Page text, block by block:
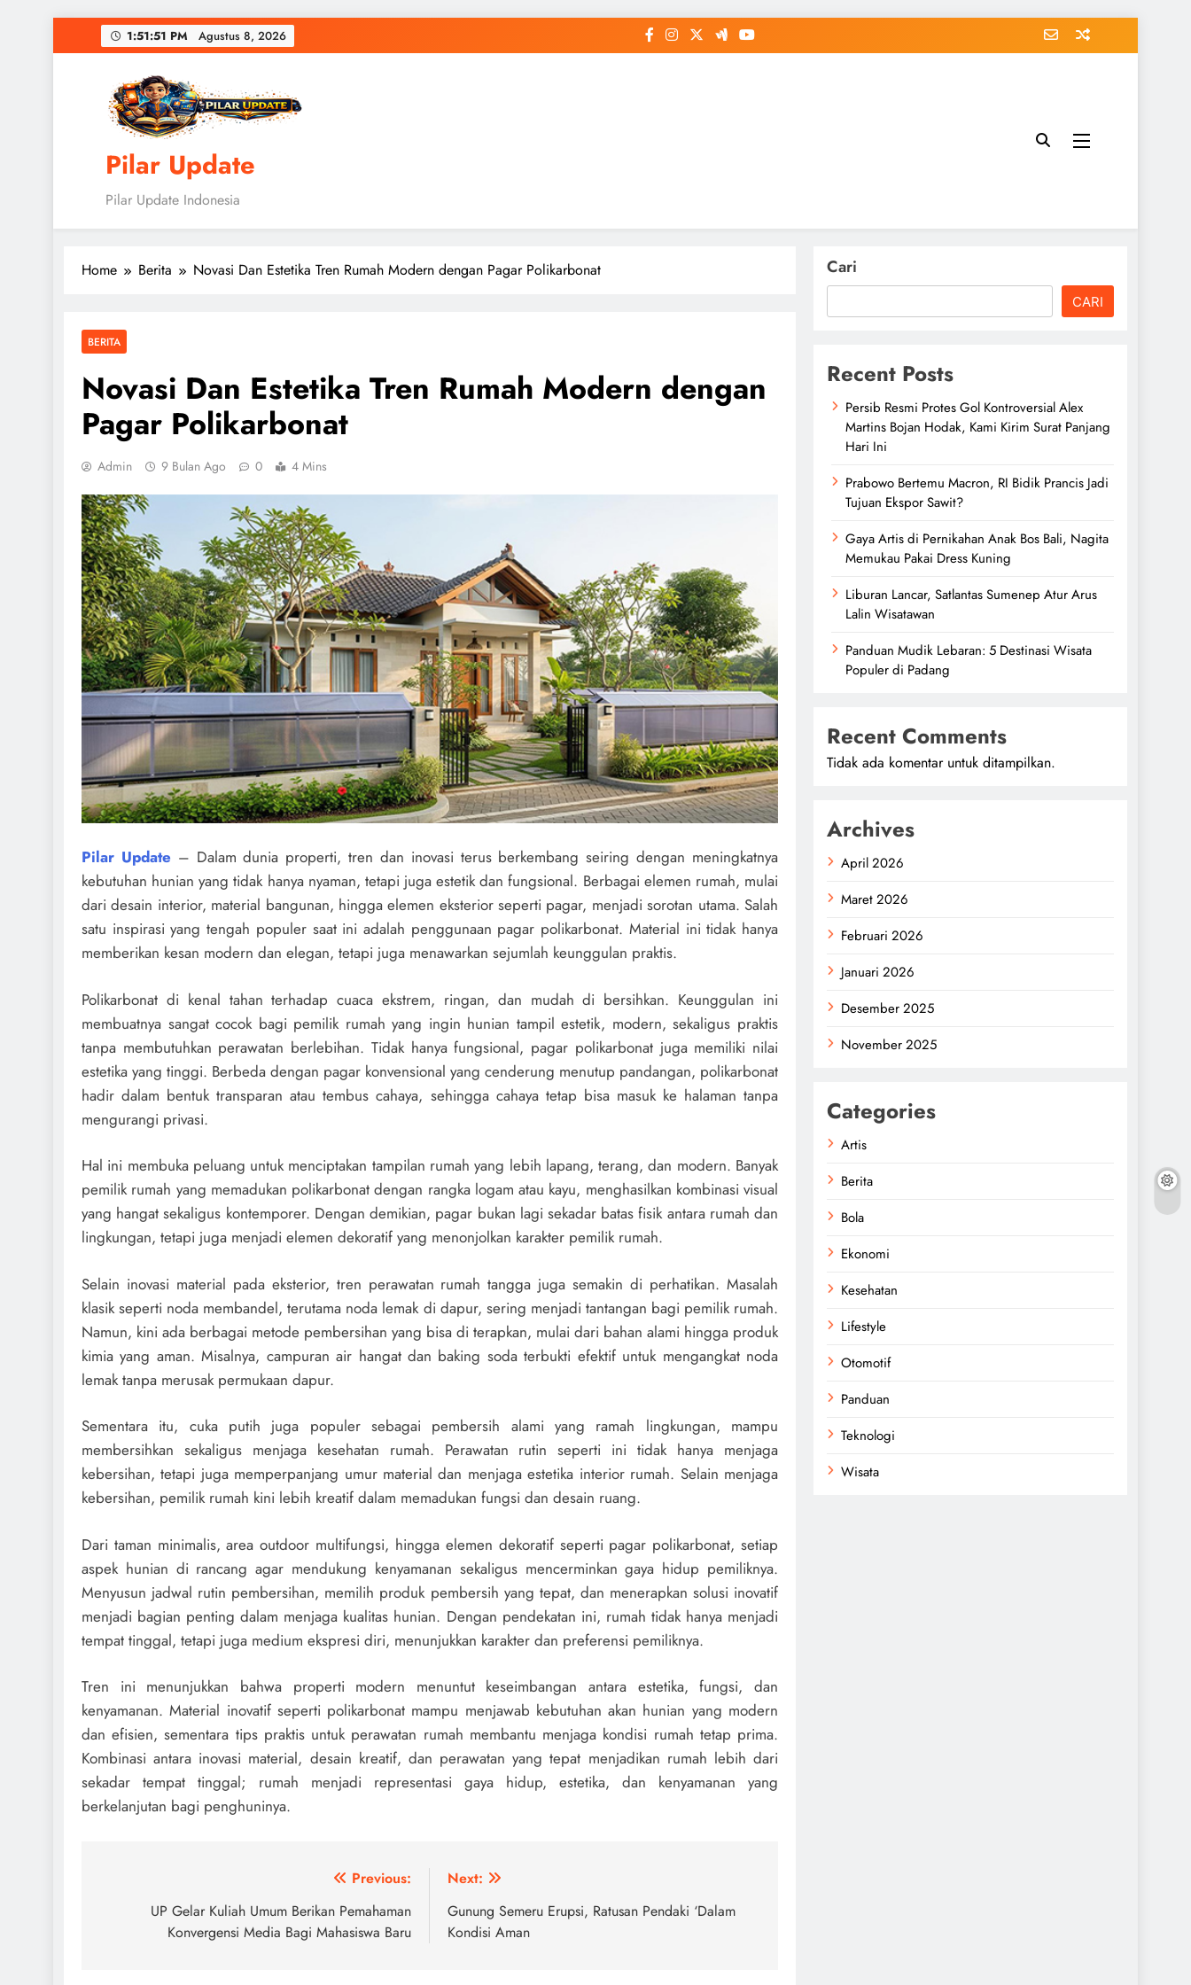
to
1:51:52 PM Agustus 8, 2026
Pilar Update
Pilar Update Indonesia
Home Berita Novasi Dan Estetika Tren Rumah Modern dengan Pagar Polikarbonat
BERITA
Novasi Dan Estetika Tren Rumah Modern dengan
Pagar Polikarbonat
Admin 9 Bulan Ago 0 4 Mins
Pilar Update – Dalam dunia properti, tren dan inovasi terus berkembang seiring dengan meningkatnya
kebutuhan hunian yang tidak hanya nyaman, tetapi juga estetik dan fungsional. Berbagai elemen rumah, mulai
dari desain interior, material bangunan, hingga elemen eksterior seperti pagar, menjadi sorotan utama. Salah
satu inspirasi yang tengah populer saat ini adalah penggunaan pagar polikarbonat. Material ini tidak hanya
memberikan kesan modern dan elegan, tetapi juga menawarkan sejumlah keunggulan praktis.
Polikarbonat di kenal tahan terhadap cuaca ekstrem, ringan, dan mudah di bersihkan. Keunggulan ini
membuatnya sangat cocok bagi pemilik rumah yang ingin hunian tampil estetik, modern, sekaligus praktis
tanpa membutuhkan perawatan berlebihan. Tidak hanya fungsional, pagar polikarbonat juga memiliki nilai
estetika yang tinggi. Berbeda dengan pagar konvensional yang cenderung menutup pandangan, polikarbonat
hadir dalam bentuk transparan atau tembus cahaya, sehingga cahaya tetap bisa masuk ke halaman tanpa
mengurangi privasi.
Hal ini membuka peluang untuk menciptakan tampilan rumah yang lebih lapang, terang, dan modern. Banyak
pemilik rumah yang memadukan polikarbonat dengan rangka logam atau kayu, menghasilkan kombinasi visual
yang hangat sekaligus kontemporer. Dengan demikian, pagar bukan lagi sekadar batas fisik antara rumah dan
lingkungan, tetapi juga menjadi elemen dekoratif yang menonjolkan karakter pemilik rumah.
Selain inovasi material pada eksterior, tren perawatan rumah tangga juga semakin di perhatikan. Masalah
klasik seperti noda membandel, terutama noda lemak di dapur, sering menjadi tantangan bagi pemilik rumah.
Namun, kini ada berbagai metode pembersihan yang bisa di terapkan, mulai dari bahan alami hingga produk
kimia yang aman. Misalnya, campuran air hangat dan baking soda terbukti efektif untuk mengangkat noda
lemak tanpa merusak permukaan dapur.
Sementara itu, cuka putih juga populer sebagai pembersih alami yang ramah lingkungan, mampu
membersihkan sekaligus menjaga kesehatan rumah. Perawatan rutin seperti ini tidak hanya menjaga
kebersihan, tetapi juga memperpanjang umur material dan menjaga estetika interior rumah. Selain menjaga
kebersihan, pemilik rumah kini lebih kreatif dalam memadukan fungsi dan desain ruang.
Dari taman minimalis, area outdoor multifungsi, hingga elemen dekoratif seperti pagar polikarbonat, setiap
aspek hunian di rancang agar mendukung kenyamanan sekaligus mencerminkan gaya hidup pemiliknya.
Menyusun jadwal rutin pembersihan, memilih produk pembersih yang tepat, dan menerapkan solusi inovatif
menjadi bagian penting dalam menjaga kualitas hunian. Dengan pendekatan ini, rumah tidak hanya menjadi
tempat tinggal, tetapi juga medium ekspresi diri, menunjukkan karakter dan preferensi pemiliknya.
Tren ini menunjukkan bahwa properti modern menuntut keseimbangan antara estetika, fungsi, dan
kenyamanan. Material inovatif seperti polikarbonat mampu menjawab kebutuhan akan hunian yang modern
dan efisien, sementara tips praktis untuk perawatan rumah membantu menjaga kondisi rumah tetap prima.
Kombinasi antara inovasi material, desain kreatif, dan perawatan yang tepat menjadikan rumah lebih dari
sekadar tempat tinggal; rumah menjadi representasi gaya hidup, estetika, dan kenyamanan yang
berkelanjutan bagi penghuninya.
Previous:
UP Gelar Kuliah Umum Berikan Pemahaman
Konvergensi Media Bagi Mahasiswa Baru
Next:
Gunung Semeru Erupsi, Ratusan Pendaki ‘Dalam
Kondisi Aman
Cari
CARI
Recent Posts
Persib Resmi Protes Gol Kontroversial Alex
Martins Bojan Hodak, Kami Kirim Surat Panjang
Hari Ini
Prabowo Bertemu Macron, RI Bidik Prancis Jadi
Tujuan Ekspor Sawit?
Gaya Artis di Pernikahan Anak Bos Bali, Nagita
Memukau Pakai Dress Kuning
Liburan Lancar, Satlantas Sumenep Atur Arus
Lalin Wisatawan
Panduan Mudik Lebaran: 5 Destinasi Wisata
Populer di Padang
Recent Comments
Tidak ada komentar untuk ditampilkan.
Archives
April 2026
Maret 2026
Februari 2026
Januari 2026
Desember 2025
November 2025
Categories
Artis
Berita
Bola
Ekonomi
Kesehatan
Lifestyle
Otomotif
Panduan
Teknologi
Wisata